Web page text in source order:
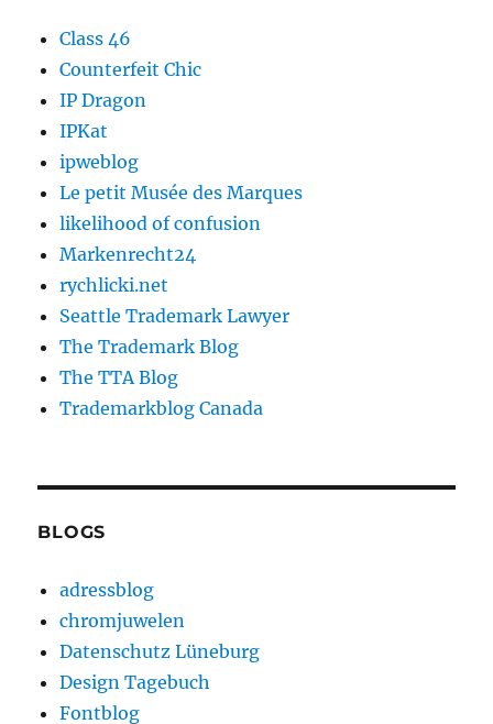
Class 46
Counterfeit Chic
IP Dragon
IPKat
ipweblog
Le petit Musée des Marques
likelihood of confusion
Markenrecht24
rychlicki.net
Seattle Trademark Lawyer
The Trademark Blog
The TTA Blog
Trademarkblog Canada
BLOGS
adressblog
chromjuwelen
Datenschutz Lüneburg
Design Tagebuch
Fontblog